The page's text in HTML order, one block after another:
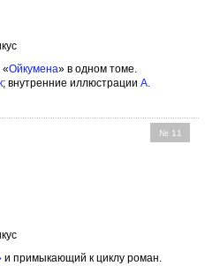
«Ойкумена» в одном томе.
; внутренние иллюстрации А.
№ 11
и примыкающий к циклу роман.